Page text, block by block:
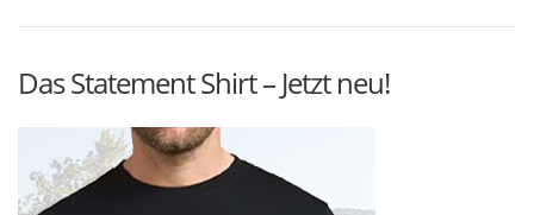
Das Statement Shirt – Jetzt neu!